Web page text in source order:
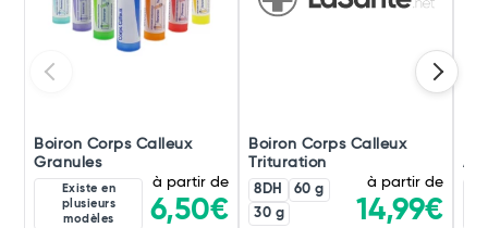
Boiron Corps Calleux
Granules
Existe en
plusieurs
modèles
à partir de
6,50€
Boiron Corps Calleux
Trituration
8DH
60 g
30 g
à partir de
14,99€